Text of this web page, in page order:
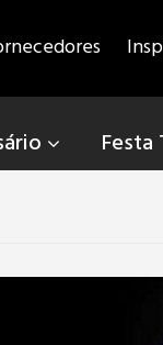
Festa